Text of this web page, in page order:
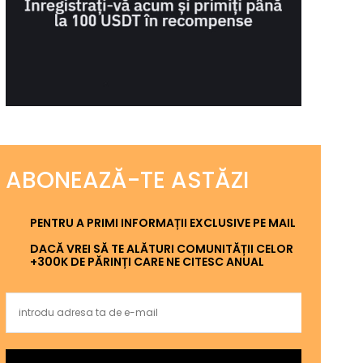
ABONEAZĂ-TE ASTĂZI
PENTRU A PRIMI INFORMAȚII EXCLUSIVE PE MAIL
DACĂ VREI SĂ TE ALĂTURI COMUNITĂȚII CELOR
+300K DE PĂRINȚI CARE NE CITESC ANUAL